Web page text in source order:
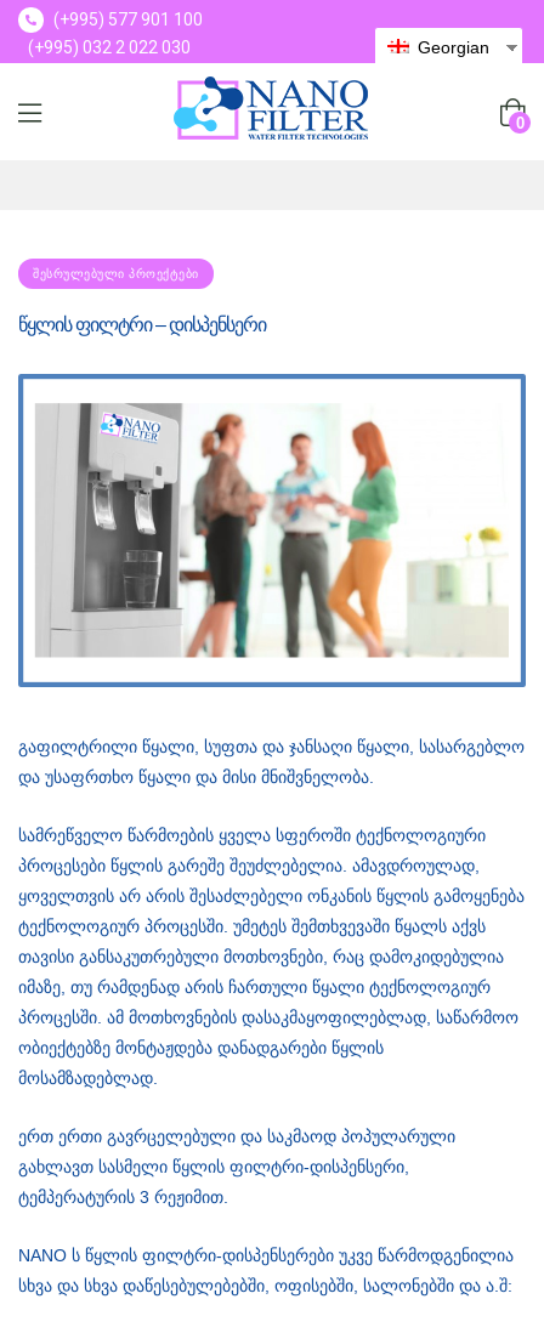
(+995) 577 901 100
(+995) 032 2 022 030
Georgian
0
ᲨᲔᲡᲠᲣᲚᲔᲑᲣᲚᲘ ᲞᲠᲝᲔᲥᲢᲔᲑᲘ
წყლის ფილტრი – დისპენსერი
გაფილტრილი წყალი, სუფთა და ჯანსაღი წყალი, სასარგებლო
და უსაფრთხო წყალი და მისი მნიშვნელობა.
სამრეწველო წარმოების ყველა სფეროში ტექნოლოგიური
პროცესები წყლის გარეშე შეუძლებელია. ამავდროულად,
ყოველთვის არ არის შესაძლებელი ონკანის წყლის გამოყენება
ტექნოლოგიურ პროცესში. უმეტეს შემთხვევაში წყალს აქვს
თავისი განსაკუთრებული მოთხოვნები, რაც დამოკიდებულია
იმაზე, თუ რამდენად არის ჩართული წყალი ტექნოლოგიურ
პროცესში. ამ მოთხოვნების დასაკმაყოფილებლად, საწარმოო
ობიექტებზე მონტაჟდება დანადგარები წყლის
მოსამზადებლად.
ერთ ერთი გავრცელებული და საკმაოდ პოპულარული
გახლავთ სასმელი წყლის ფილტრი-დისპენსერი,
ტემპერატურის 3 რეჟიმით.
NANO ს წყლის ფილტრი-დისპენსერები უკვე წარმოდგენილია
სხვა და სხვა დაწესებულებებში, ოფისებში, სალონებში და ა.შ: